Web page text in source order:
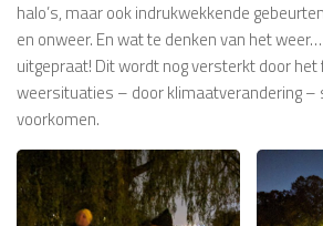
halo’s, maar ook indrukwekkende
en onweer. En wat te denken van het
uitgepraat! Dit wordt nog versterkt door
weersituaties – door klimaatverandering –
voorkomen.